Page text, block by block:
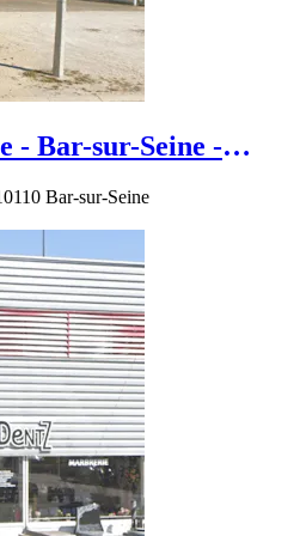
- Bar-sur-Seine -
Bar-sur-Seine